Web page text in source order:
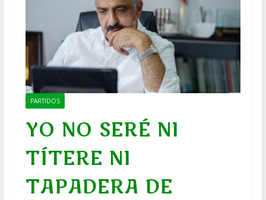
PARTIDOS
YO NO SERÉ NI
TÍTERE NI
TAPADERA DE